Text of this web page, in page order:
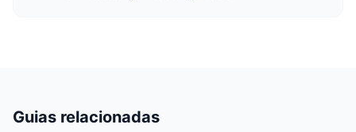
Guias relacionadas